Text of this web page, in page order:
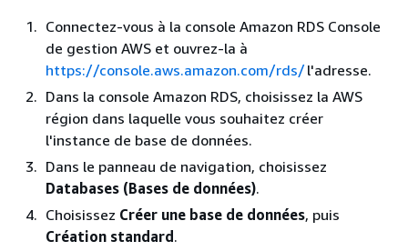
Connectez-vous à la console Amazon RDS Console
de gestion AWS et ouvrez-la à
https://console.aws.amazon.com/rds/l'adresse.
Dans la console Amazon RDS, choisissez la AWS
région dans laquelle vous souhaitez créer
l'instance de base de données.
Dans le panneau de navigation, choisissez
Databases (Bases de données).
Choisissez Créer une base de données, puis
Création standard.